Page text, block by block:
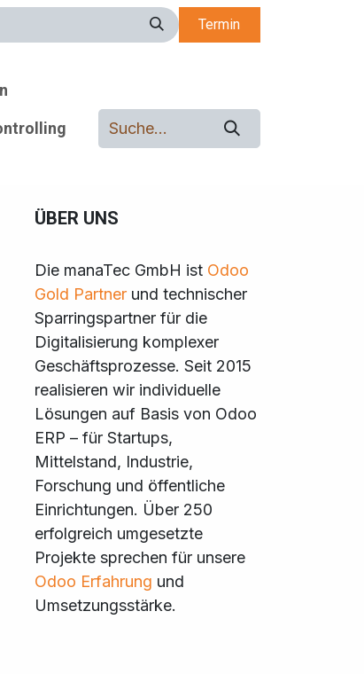
Termin
ÜBER UNS
Die manaTec GmbH ist Odoo
Gold Partner und technischer
Sparringspartner für die
Digitalisierung komplexer
Geschäftsprozesse. Seit 2015
realisieren wir individuelle
Lösungen auf Basis von Odoo
ERP – für Startups,
Mittelstand, Industrie,
Forschung und öffentliche
Einrichtungen. Über 250
erfolgreich umgesetzte
Projekte sprechen für unsere
Odoo Erfahrung und
Umsetzungsstärke.